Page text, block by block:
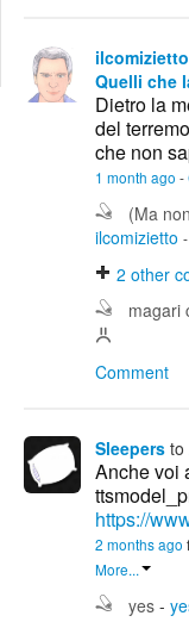
Edit
Search
ilcomizietto
Quelli che
Dietro la
del
che non
1 month ago -
(Ma
ilcomizietto -
2 other
magari
Comment
Sleepers to
Anche voi
https://
2 months ago
More...
yes -